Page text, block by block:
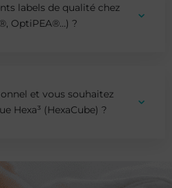
labels de qualité chez
OptiPEA®…) ?
et vous souhaitez
Hexa³ (HexaCube) ?